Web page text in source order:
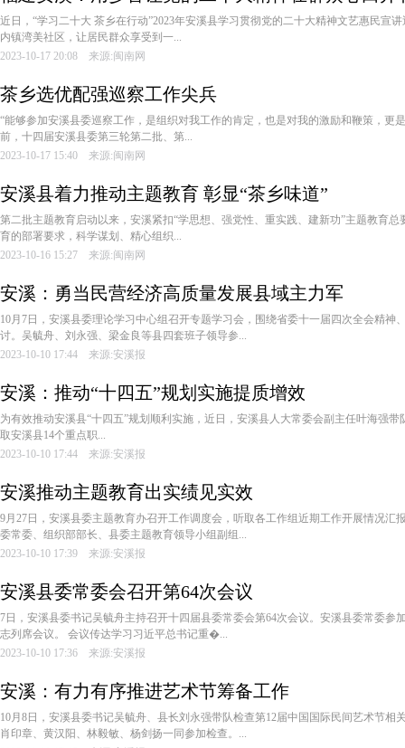
近日，“学习二十大 茶乡在行动”2023年安溪县学习贯彻党的二十大精神文艺惠民宣
内镇湾美社区，让居民群众享受到一...
2023-10-17 20:08 来源:闽南网
茶乡选优配强巡察工作尖兵
“能够参加安溪县委巡察工作，是组织对我工作的肯定，也是对我的激励和鞭策，更
前，十四届安溪县委第三轮第二批、第...
2023-10-17 15:40 来源:闽南网
安溪县着力推动主题教育 彰显“茶乡味道”
第二批主题教育启动以来，安溪紧扣“学思想、强党性、重实践、建新功”主题教育
育的部署要求，科学谋划、精心组织...
2023-10-16 15:27 来源:闽南网
安溪：勇当民营经济高质量发展县域主力军
10月7日，安溪县委理论学习中心组召开专题学习会，围绕省委十一届四次全会精神
讨。吴毓舟、刘永强、梁金良等县四套班子领导参...
2023-10-10 17:44 来源:安溪报
安溪：推动“十四五”规划实施提质增效
为有效推动安溪县“十四五”规划顺利实施，近日，安溪县人大常委会副主任叶海强带
取安溪县14个重点职...
2023-10-10 17:44 来源:安溪报
安溪推动主题教育出实绩见实效
9月27日，安溪县委主题教育办召开工作调度会，听取各工作组近期工作开展情况汇
委常委、组织部部长、县委主题教育领导小组副组...
2023-10-10 17:39 来源:安溪报
安溪县委常委会召开第64次会议
7日，安溪县委书记吴毓舟主持召开十四届县委常委会第64次会议。安溪县委常委参
志列席会议。 会议传达学习习近平总书记重�...
2023-10-10 17:36 来源:安溪报
安溪：有力有序推进艺术节筹备工作
10月8日，安溪县委书记吴毓舟、县长刘永强带队检查第12届中国国际民间艺术节相
肖印章、黄汉阳、林毅敏、杨剑扬一同参加检查。...